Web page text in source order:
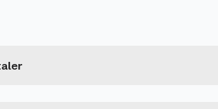
artikkelnummer